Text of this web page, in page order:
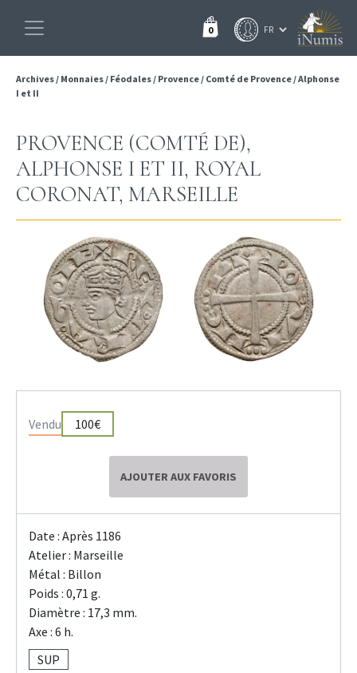
0
Archives/ Monnaies/ Féodales/ Provence/ Comté de Provence/Alphonse
I et II
PROVENCE (COMTÉ DE),
ALPHONSE I ET II, ROYAL
CORONAT, MARSEILLE
Vendu 100€
AJOUTER AUX FAVORIS
Date : Après 1186
Atelier : Marseille
Métal : Billon
Poids : 0,71 g.
Diamètre : 17,3 mm.
Axe : 6 h.
SUP